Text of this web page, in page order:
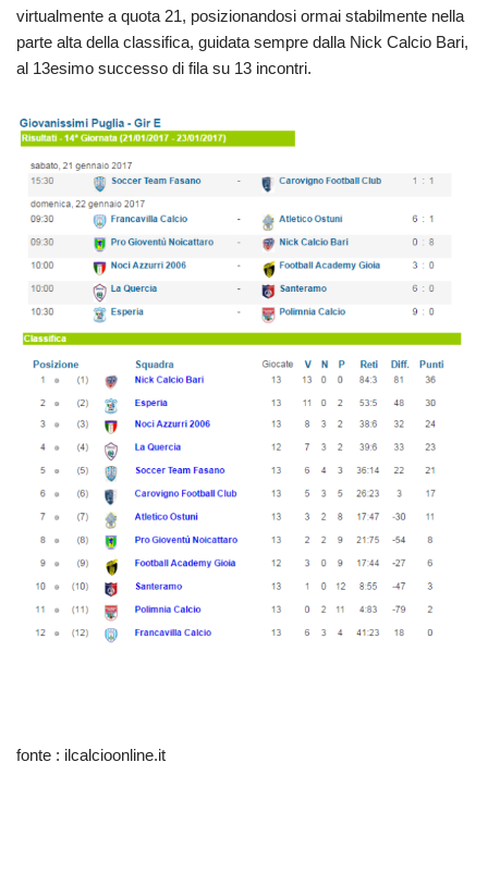
virtualmente a quota 21, posizionandosi ormai stabilmente nella
parte alta della classifica, guidata sempre dalla Nick Calcio Bari,
al 13esimo successo di fila su 13 incontri.
fonte : ilcalcioonline.it